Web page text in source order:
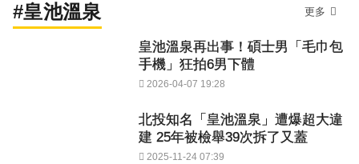
#皇池溫泉 更多
皇池溫泉再出事！碩士男「毛巾包
手機」狂拍6男下體
2026-04-07 19:28
北投知名「皇池溫泉」遭爆超大違
建 25年被檢舉39次拆了又蓋
2025-11-24 07:39